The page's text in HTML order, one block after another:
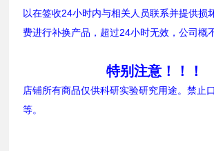
以在签收24小时内与相关人员联系并提供损
费进行补换产品，超过24小时无效，公司概
特别注意！！！
店铺所有商品仅供科研实验研究用途。禁止
等。